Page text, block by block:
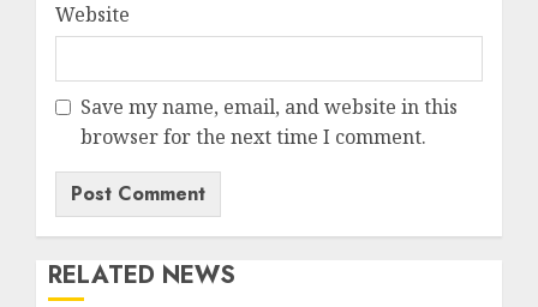
Website
Save my name, email, and website in this
browser for the next time I comment.
RELATED NEWS